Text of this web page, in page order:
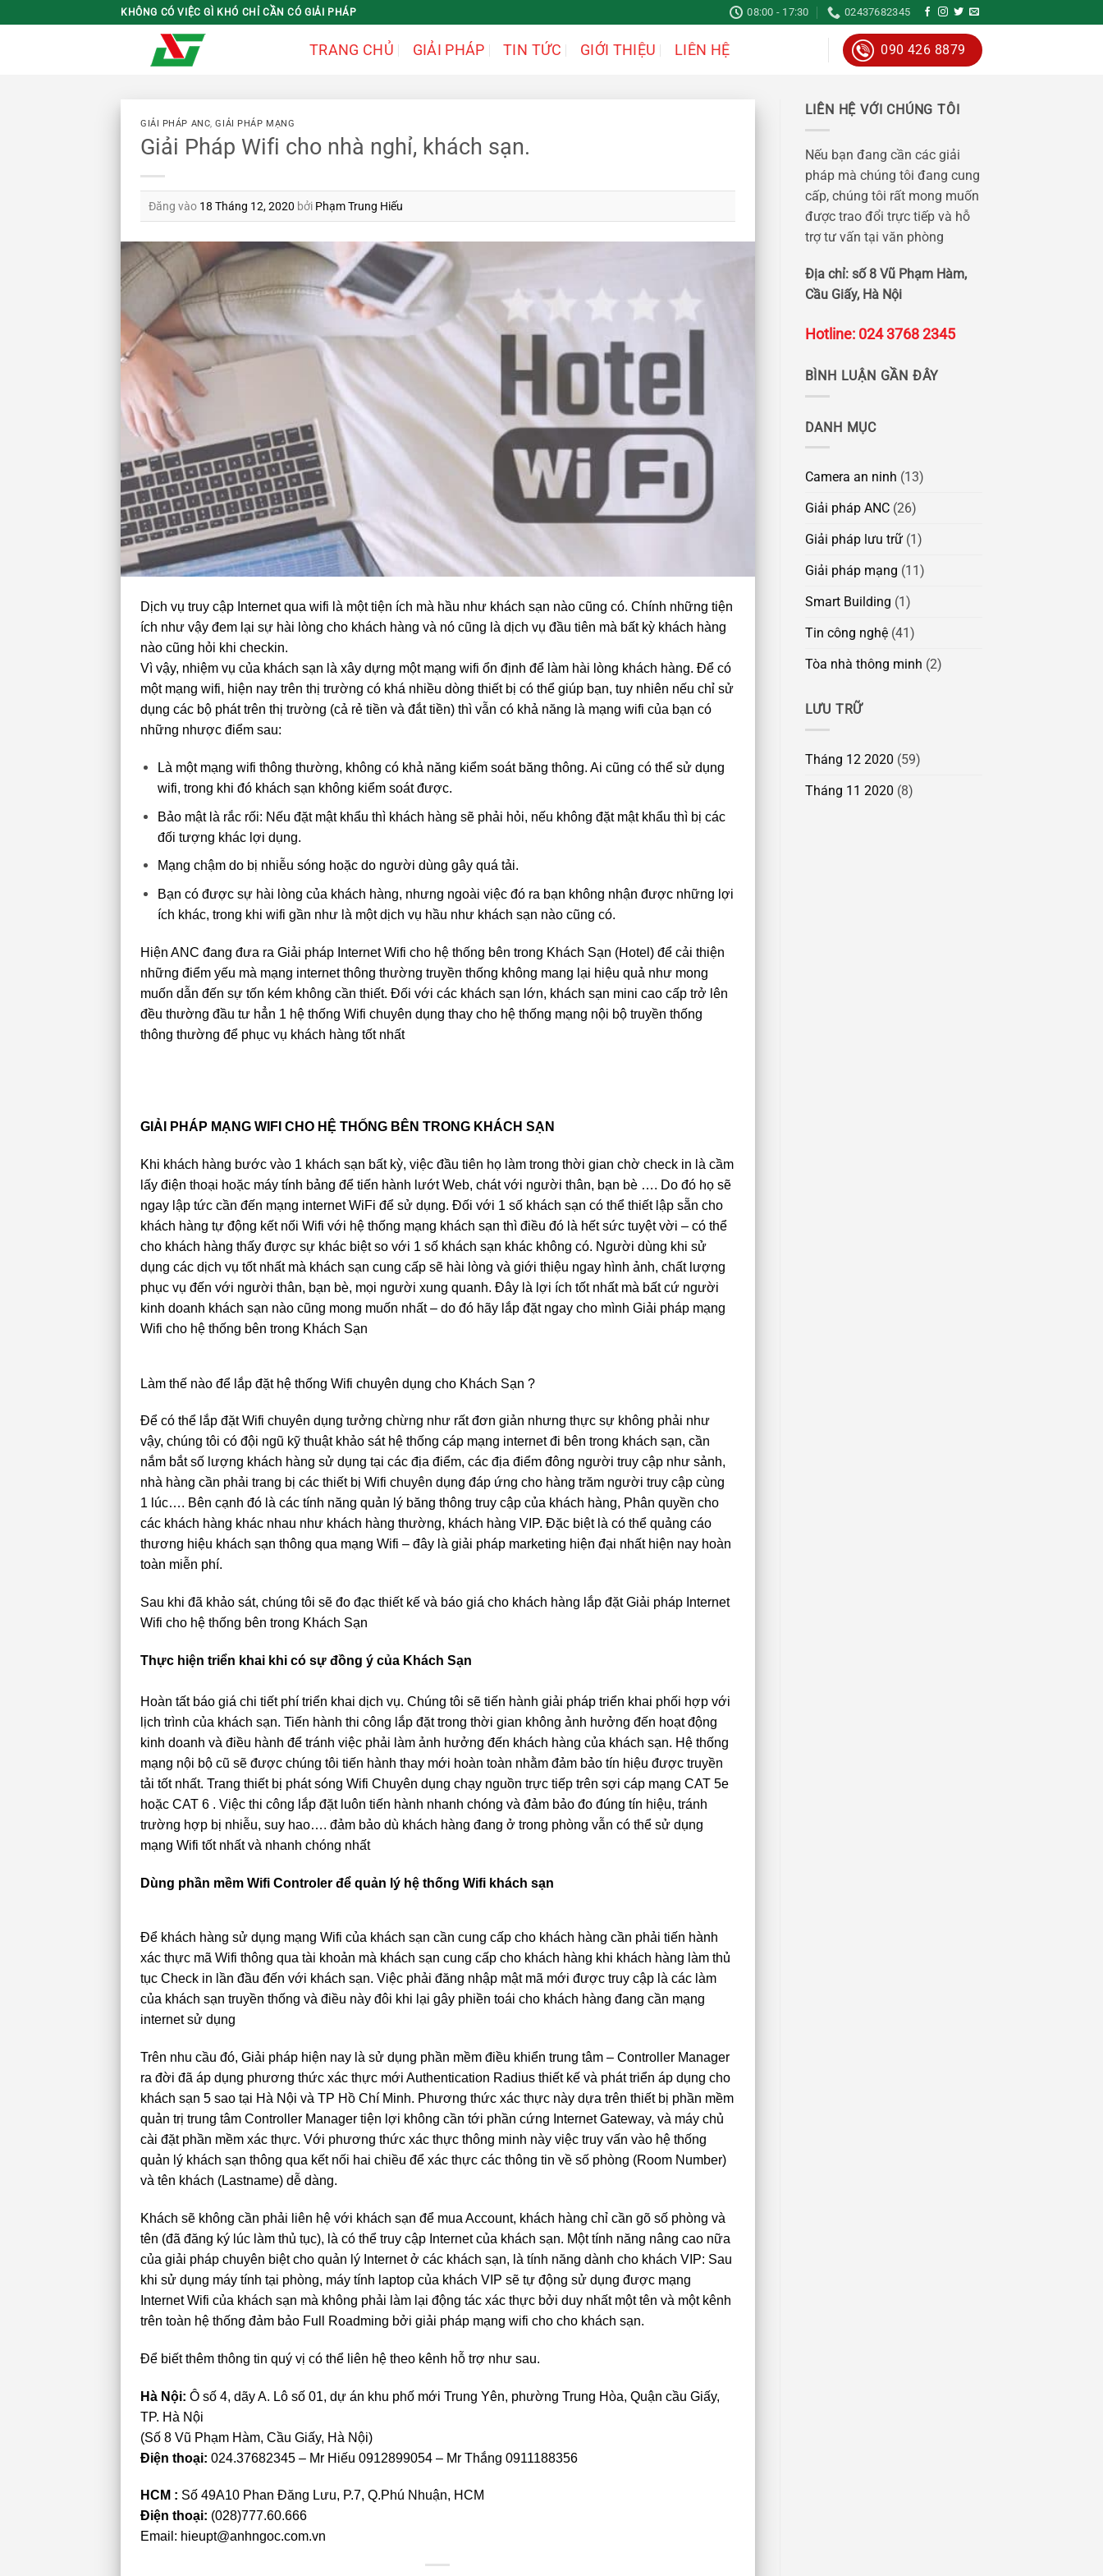
qua
KHÔNG CÓ VIỆC GÌ KHÓ CHỈ CẦN CÓ GIẢI PHÁP 08:00 - 17:30 02437682345
TRANG CHỦ GIẢI PHÁP TIN TỨC GIỚI THIỆU LIÊN HỆ 090 426 8879
GIẢI PHÁP ANC,GIẢI PHÁP MẠNG
Giải Pháp Wifi cho nhà nghỉ, khách sạn.
Đăng vào 18 Tháng 12, 2020 bởi Phạm Trung Hiếu
Dịch vụ truy cập Internet qua wifi là một tiện ích mà hầu như khách sạn nào cũng có. Chính những tiện
ích như vậy đem lại sự hài lòng cho khách hàng và nó cũng là dịch vụ đầu tiên mà bất kỳ khách hàng
nào cũng hỏi khi checkin.
Vì vậy, nhiệm vụ của khách sạn là xây dựng một mạng wifi ổn định để làm hài lòng khách hàng. Để có
một mạng wifi, hiện nay trên thị trường có khá nhiều dòng thiết bị có thể giúp bạn, tuy nhiên nếu chỉ sử
dụng các bộ phát trên thị trường (cả rẻ tiền và đắt tiền) thì vẫn có khả năng là mạng wifi của bạn có
những nhược điểm sau:
Là một mạng wifi thông thường, không có khả năng kiểm soát băng thông. Ai cũng có thể sử dụng
wifi, trong khi đó khách sạn không kiểm soát được.
Bảo mật là rắc rối: Nếu đặt mật khẩu thì khách hàng sẽ phải hỏi, nếu không đặt mật khẩu thì bị các
đối tượng khác lợi dụng.
Mạng chậm do bị nhiễu sóng hoặc do người dùng gây quá tải.
Bạn có được sự hài lòng của khách hàng, nhưng ngoài việc đó ra bạn không nhận được những lợi
ích khác, trong khi wifi gần như là một dịch vụ hầu như khách sạn nào cũng có.
Hiện ANC đang đưa ra Giải pháp Internet Wifi cho hệ thống bên trong Khách Sạn (Hotel) để cải thiện
những điểm yếu mà mạng internet thông thường truyền thống không mang lại hiệu quả như mong
muốn dẫn đến sự tốn kém không cần thiết. Đối với các khách sạn lớn, khách sạn mini cao cấp trở lên
đều thường đầu tư hẳn 1 hệ thống Wifi chuyên dụng thay cho hệ thống mạng nội bộ truyền thống
thông thường để phục vụ khách hàng tốt nhất
GIẢI PHÁP MẠNG WIFI CHO HỆ THỐNG BÊN TRONG KHÁCH SẠN
Khi khách hàng bước vào 1 khách sạn bất kỳ, việc đầu tiên họ làm trong thời gian chờ check in là cầm
lấy điện thoại hoặc máy tính bảng để tiến hành lướt Web, chát với người thân, bạn bè …. Do đó họ sẽ
ngay lập tức cần đến mạng internet WiFi để sử dụng. Đối với 1 số khách sạn có thể thiết lập sẵn cho
khách hàng tự động kết nối Wifi với hệ thống mạng khách sạn thì điều đó là hết sức tuyệt vời – có thể
cho khách hàng thấy được sự khác biệt so với 1 số khách sạn khác không có. Người dùng khi sử
dụng các dịch vụ tốt nhất mà khách sạn cung cấp sẽ hài lòng và giới thiệu ngay hình ảnh, chất lượng
phục vụ đến với người thân, bạn bè, mọi người xung quanh. Đây là lợi ích tốt nhất mà bất cứ người
kinh doanh khách sạn nào cũng mong muốn nhất – do đó hãy lắp đặt ngay cho mình Giải pháp mạng
Wifi cho hệ thống bên trong Khách Sạn
Làm thế nào để lắp đặt hệ thống Wifi chuyên dụng cho Khách Sạn ?
Để có thể lắp đặt Wifi chuyên dụng tưởng chừng như rất đơn giản nhưng thực sự không phải như
vậy, chúng tôi có đội ngũ kỹ thuật khảo sát hệ thống cáp mạng internet đi bên trong khách sạn, cần
nắm bắt số lượng khách hàng sử dụng tại các địa điểm, các địa điểm đông người truy cập như sảnh,
nhà hàng cần phải trang bị các thiết bị Wifi chuyên dụng đáp ứng cho hàng trăm người truy cập cùng
1 lúc…. Bên cạnh đó là các tính năng quản lý băng thông truy cập của khách hàng, Phân quyền cho
các khách hàng khác nhau như khách hàng thường, khách hàng VIP. Đặc biệt là có thể quảng cáo
thương hiệu khách sạn thông qua mạng Wifi – đây là giải pháp marketing hiện đại nhất hiện nay hoàn
toàn miễn phí.
Sau khi đã khảo sát, chúng tôi sẽ đo đạc thiết kế và báo giá cho khách hàng lắp đặt Giải pháp Internet
Wifi cho hệ thống bên trong Khách Sạn
Thực hiện triển khai khi có sự đồng ý của Khách Sạn
Hoàn tất báo giá chi tiết phí triển khai dịch vụ. Chúng tôi sẽ tiến hành giải pháp triển khai phối hợp với
lịch trình của khách sạn. Tiến hành thi công lắp đặt trong thời gian không ảnh hưởng đến hoạt động
kinh doanh và điều hành để tránh việc phải làm ảnh hưởng đến khách hàng của khách sạn. Hệ thống
mạng nội bộ cũ sẽ được chúng tôi tiến hành thay mới hoàn toàn nhằm đảm bảo tín hiệu được truyền
tải tốt nhất. Trang thiết bị phát sóng Wifi Chuyên dụng chạy nguồn trực tiếp trên sợi cáp mạng CAT 5e
hoặc CAT 6 . Việc thi công lắp đặt luôn tiến hành nhanh chóng và đảm bảo đo đúng tín hiệu, tránh
trường hợp bị nhiễu, suy hao…. đảm bảo dù khách hàng đang ở trong phòng vẫn có thể sử dụng
mạng Wifi tốt nhất và nhanh chóng nhất
Dùng phần mềm Wifi Controler để quản lý hệ thống Wifi khách sạn
Để khách hàng sử dụng mạng Wifi của khách sạn cần cung cấp cho khách hàng cần phải tiến hành
xác thực mã Wifi thông qua tài khoản mà khách sạn cung cấp cho khách hàng khi khách hàng làm thủ
tục Check in lần đầu đến với khách sạn. Việc phải đăng nhập mật mã mới được truy cập là các làm
của khách sạn truyền thống và điều này đôi khi lại gây phiền toái cho khách hàng đang cần mạng
internet sử dụng
Trên nhu cầu đó, Giải pháp hiện nay là sử dụng phần mềm điều khiển trung tâm – Controller Manager
ra đời đã áp dụng phương thức xác thực mới Authentication Radius thiết kế và phát triển áp dụng cho
khách sạn 5 sao tại Hà Nội và TP Hồ Chí Minh. Phương thức xác thực này dựa trên thiết bị phần mềm
quản trị trung tâm Controller Manager tiện lợi không cần tới phần cứng Internet Gateway, và máy chủ
cài đặt phần mềm xác thực. Với phương thức xác thực thông minh này việc truy vấn vào hệ thống
quản lý khách sạn thông qua kết nối hai chiều để xác thực các thông tin về số phòng (Room Number)
và tên khách (Lastname) dễ dàng.
Khách sẽ không cần phải liên hệ với khách sạn để mua Account, khách hàng chỉ cần gõ số phòng và
tên (đã đăng ký lúc làm thủ tục), là có thể truy cập Internet của khách sạn. Một tính năng nâng cao nữa
của giải pháp chuyên biệt cho quản lý Internet ở các khách sạn, là tính năng dành cho khách VIP: Sau
khi sử dụng máy tính tại phòng, máy tính laptop của khách VIP sẽ tự động sử dụng được mạng
Internet Wifi của khách sạn mà không phải làm lại động tác xác thực bởi duy nhất một tên và một kênh
trên toàn hệ thống đảm bảo Full Roadming bởi giải pháp mạng wifi cho cho khách sạn.
Để biết thêm thông tin quý vị có thể liên hệ theo kênh hỗ trợ như sau.
Hà Nội: Ô số 4, dãy A. Lô số 01, dự án khu phố mới Trung Yên, phường Trung Hòa, Quận cầu Giấy,
TP. Hà Nội
(Số 8 Vũ Phạm Hàm, Cầu Giấy, Hà Nội)
Điện thoại: 024.37682345 – Mr Hiếu 0912899054 – Mr Thắng 0911188356
HCM : Số 49A10 Phan Đăng Lưu, P.7, Q.Phú Nhuận, HCM
Điện thoại: (028)777.60.666
Email: hieupt@anhngoc.com.vn
LIÊN HỆ VỚI CHÚNG TÔI
Nếu bạn đang cần các giải
pháp mà chúng tôi đang cung
cấp, chúng tôi rất mong muốn
được trao đổi trực tiếp và hỗ
trợ tư vấn tại văn phòng
Địa chỉ: số 8 Vũ Phạm Hàm,
Cầu Giấy, Hà Nội
Hotline: 024 3768 2345
BÌNH LUẬN GẦN ĐÂY
DANH MỤC
Camera an ninh (13)
Giải pháp ANC(26)
Giải pháp lưu trữ(1)
Giải pháp mạng (11)
Smart Building (1)
Tin công nghệ(41)
Tòa nhà thông minh (2)
LƯU TRỮ
Tháng 12 2020 (59)
Tháng 11 2020 (8)